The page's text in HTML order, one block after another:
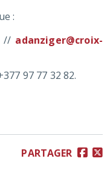
:
// adanziger@croix-
97 77 32 82.
PARTAGER